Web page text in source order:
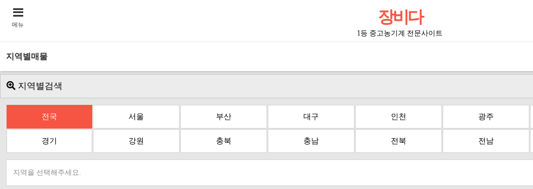
장비다
1등 중고농기계 전문사이트
메뉴
지역별매물
지역별검색
전국 서울 부산 대구 인천 광주
경기 강원 충북 충남 전북 전남
지역을 선택해주세요.